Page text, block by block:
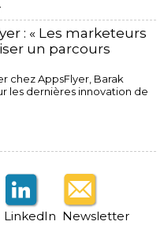
: « Les marketeurs
un parcours
chez AppsFlyer, ​Barak
les dernières innovation de
LinkedIn Newsletter